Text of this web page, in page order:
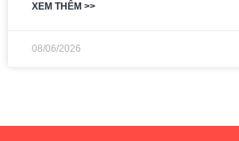
XEM THÊM >>
08/06/2026